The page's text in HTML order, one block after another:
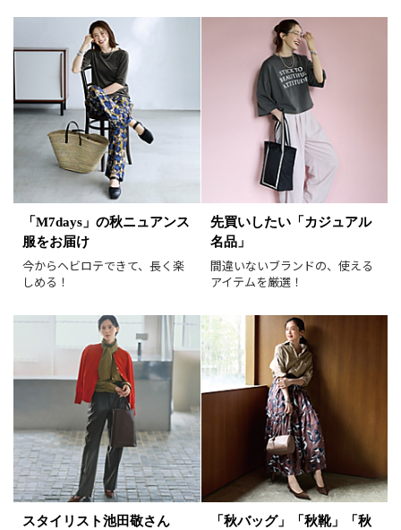
カテゴリ ブレスレット・バングル全て
サイズ
掲載雑誌
価格 円
表示オプション
予約品
在庫あり
画像小 画像大
表示件数 30件 90件
並び順 おすすめ順
人気順
「M7days」の秋ニュアンス
服をお届け
今からヘビロテできて、長く楽
しめる！
先買いしたい「カジュアル
名品」
間違いないブランドの、使える
アイテムを厳選！
スタイリスト池田敬さん
「秋バッグ」「秋靴」「秋